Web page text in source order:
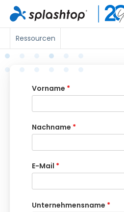
Ressourcen
Vorname *
Nachname *
E-Mail *
Unternehmensname *